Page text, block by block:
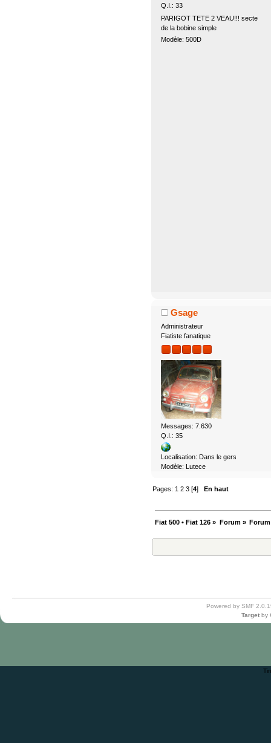
Q.I.: 33
PARIGOT TETE 2 VEAU!!! secte
de la bobine simple
Modèle: 500D
Gsage
Administrateur
Fiatiste fanatique
Messages: 7.630
Q.I.: 35
Localisation: Dans le gers
Modèle: Lutece
Pages: 1 2 3 [4]En haut
Fiat 500 • Fiat 126 » Forum»
Powered by SMF
Target by